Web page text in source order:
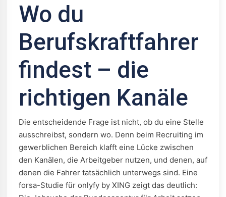
Wo du
Berufskraftfahrer
findest – die
richtigen Kanäle
Die entscheidende Frage ist nicht, ob du eine Stelle
ausschreibst, sondern wo. Denn beim Recruiting im
gewerblichen Bereich klafft eine Lücke zwischen
den Kanälen, die Arbeitgeber nutzen, und denen, auf
denen die Fahrer tatsächlich unterwegs sind. Eine
forsa-Studie für onlyfy by XING zeigt das deutlich: